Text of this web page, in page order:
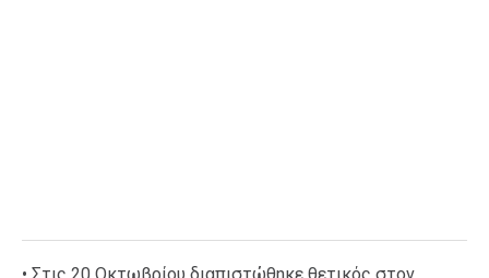
• Στις 20 Οκτωβρίου διαπιστώθηκε θετικός στον